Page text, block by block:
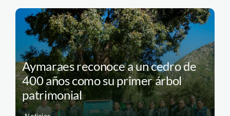
Aymaraes reconoce a un cedro de
400 años como su primer árbol
patrimonial